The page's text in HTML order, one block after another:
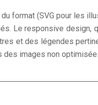
format (SVG pour les
Le responsive design,
et des légendes
des images non